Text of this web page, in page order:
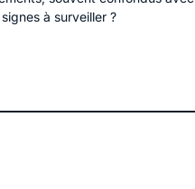
à surveiller ?